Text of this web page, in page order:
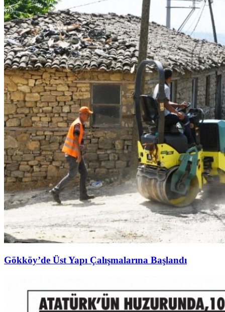
Gökköy’de Üst Yapı Çalışmalarına Başlandı